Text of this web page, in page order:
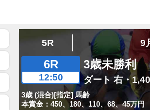
5R 9
6R
12:50
3歳未勝利
ダート 右・
3歳 (混合)[指定] 馬齢
本賞金：450、180、110、68、45万円